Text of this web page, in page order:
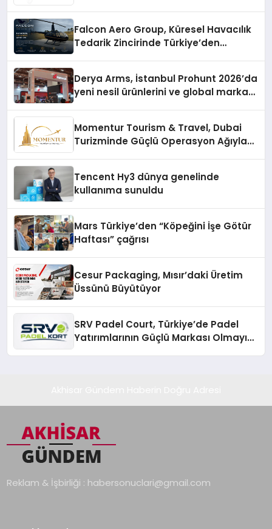
Falcon Aero Group, Küresel Havacılık
Tedarik Zincirinde Türkiye’den
Derya Arms, İstanbul Prohunt 2026’da
yeni nesil ürünlerini ve global marka
Momentur Tourism & Travel, Dubai
Turizminde Güçlü Operasyon Ağıyla
Tencent Hy3 dünya genelinde
kullanıma sunuldu
Mars Türkiye’den “Köpeğini İşe Götür
Haftası” çağrısı
Cesur Packaging, Mısır’daki Üretim
Üssünü Büyütüyor
SRV Padel Court, Türkiye’de Padel
Yatırımlarının Güçlü Markası Olmayı
Reklam & İşbirliği : habersonuclari@gmail.com